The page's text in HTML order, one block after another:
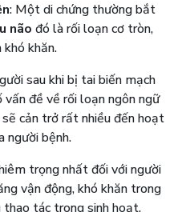
: Một di chứng thường bắt
não đó là rối loạn cơ tròn,
khăn.
sau khi bị tai biến mạch
đề về rối loạn ngôn ngữ
cản trở rất nhiều đến hoạt
người bệnh.
trọng nhất đối với người
vận động, khó khăn trong
thao tác trong sinh hoạt.